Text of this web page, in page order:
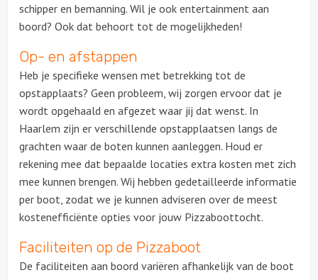
schipper en bemanning. Wil je ook entertainment aan
boord? Ook dat behoort tot de mogelijkheden!
Op- en afstappen
Heb je specifieke wensen met betrekking tot de
opstapplaats? Geen probleem, wij zorgen ervoor dat je
wordt opgehaald en afgezet waar jij dat wenst. In
Haarlem zijn er verschillende opstapplaatsen langs de
grachten waar de boten kunnen aanleggen. Houd er
rekening mee dat bepaalde locaties extra kosten met zich
mee kunnen brengen. Wij hebben gedetailleerde informatie
per boot, zodat we je kunnen adviseren over de meest
kostenefficiënte opties voor jouw Pizzaboottocht.
Faciliteiten op de Pizzaboot
De faciliteiten aan boord variëren afhankelijk van de boot